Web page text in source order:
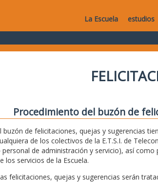
La Escuela estudios
Procedimiento del buzón de
buzón de felicitaciones, quejas y sugerencias
de los colectivos de la E.T.S.I. de
personal de administración y servicio), así
los servicios de la Escuela.
felicitaciones, quejas y sugerencias serán